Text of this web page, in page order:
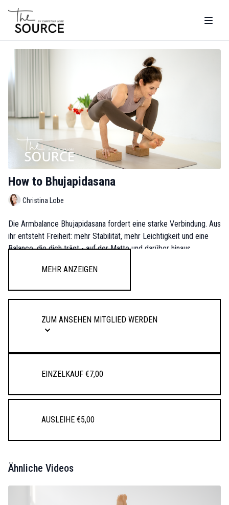
How to Bhujapidasana
Christina Lobe
Die Armbalance Bhujapidasana fordert eine starke Verbindung. Aus
ihr entsteht Freiheit: mehr Stabilität, mehr Leichtigkeit und eine
Balance, die dich trägt - auf der Matte und darüber hinaus.
Mehr anzeigen
ZUM ANSEHEN MITGLIED WERDEN
Einzelkauf €7,00
Ausleihe €5,00
Ähnliche Videos